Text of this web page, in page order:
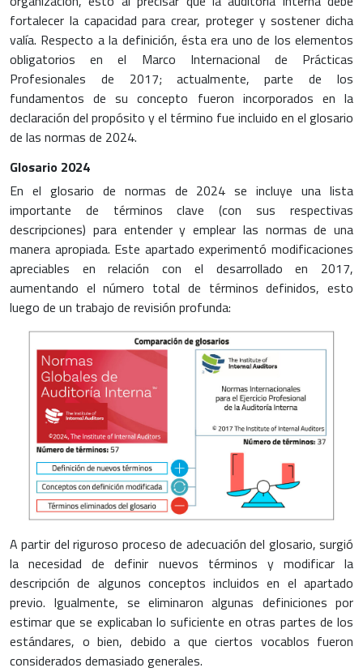
fortalecer la capacidad para crear, proteger y sostener dicha
valía. Respecto a la definición, ésta era uno de los elementos
obligatorios en el Marco Internacional de Prácticas
Profesionales de 2017; actualmente, parte de los
fundamentos de su concepto fueron incorporados en la
declaración del propósito y el término fue incluido en el glosario
de las normas de 2024.
Glosario 2024
En el glosario de normas de 2024 se incluye una lista
importante de términos clave (con sus respectivas
descripciones) para entender y emplear las normas de una
manera apropiada. Este apartado experimentó modificaciones
apreciables en relación con el desarrollado en 2017,
aumentando el número total de términos definidos, esto
luego de un trabajo de revisión profunda:
A partir del riguroso proceso de adecuación del glosario, surgió
la necesidad de definir nuevos términos y modificar la
descripción de algunos conceptos incluidos en el apartado
previo. Igualmente, se eliminaron algunas definiciones por
estimar que se explicaban lo suficiente en otras partes de los
estándares, o bien, debido a que ciertos vocablos fueron
considerados demasiado generales.